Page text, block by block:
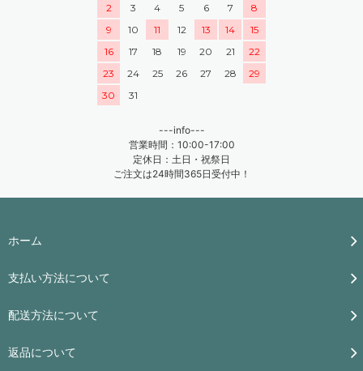
2
3 4 5 6 7
8
9
10 11 12 13 14
15
16
17 18 19 20 21
22
23
24 25 26 27 28
29
30
31
---info---
営業時間：10:00-17:00
定休日：土日・祝祭日
ご注文は24時間365日受付中！
ホーム
支払い方法について
配送方法について
返品について